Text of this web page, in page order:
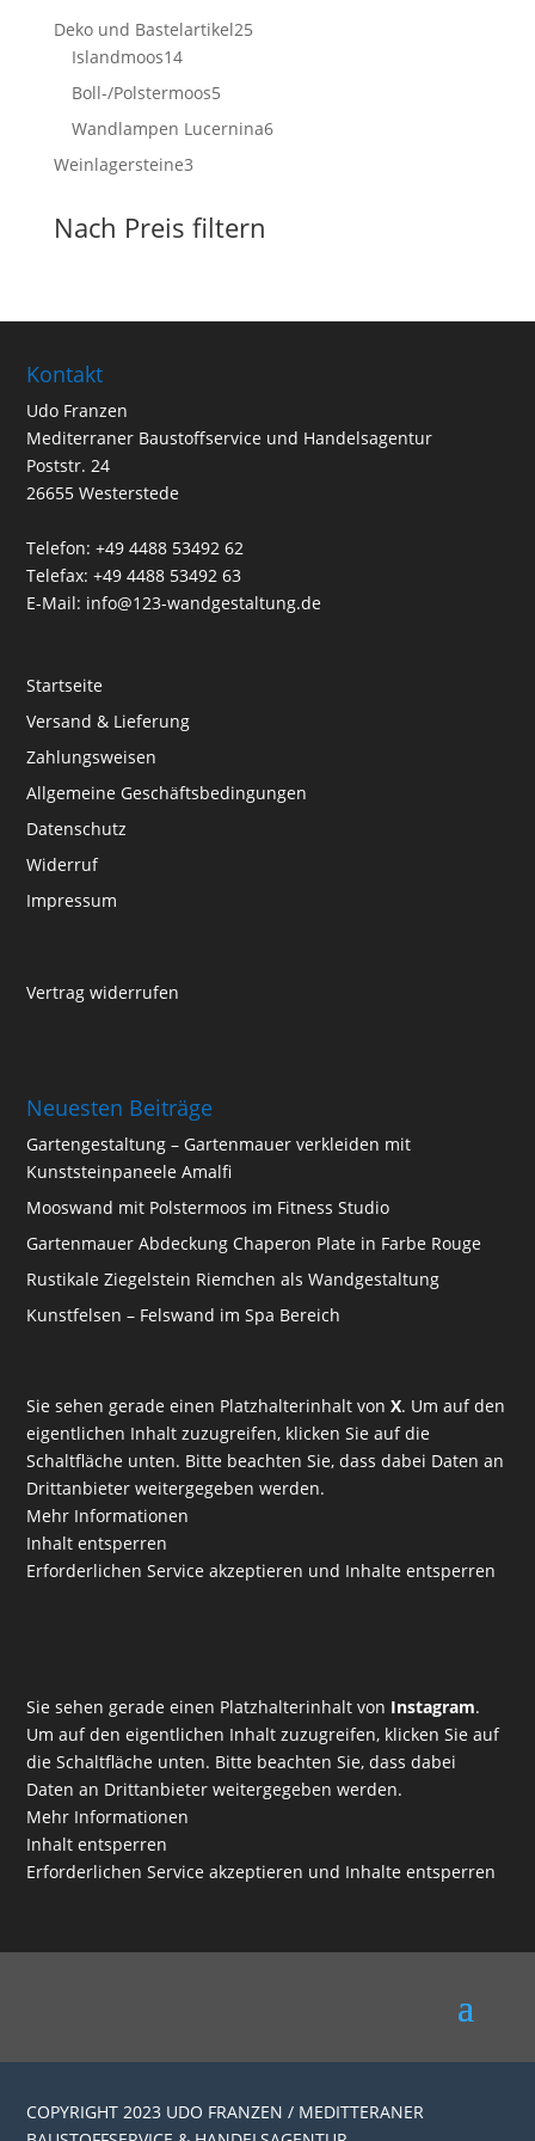
Produkte
Deko und Bastelartikel2525
Islandmoos1414
Produkte
Boll-/Polstermoos55
Produkte
Wandlampen Lucernina66
Weinlagersteine33
Nach Preis filtern
Kontakt
Udo Franzen
Mediterraner Baustoffservice und Handelsagentur
Poststr. 24
26655 Westerstede
Telefon: +49 4488 53492 62
Telefax: +49 4488 53492 63
E-Mail: info@123-wandgestaltung.de
Startseite
Versand & Lieferung
Zahlungsweisen
Allgemeine Geschäftsbedingungen
Datenschutz
Widerruf
Impressum
Vertrag widerrufen
Neuesten Beiträge
Gartengestaltung – Gartenmauer verkleiden mit
Kunststeinpaneele Amalfi
Mooswand mit Polstermoos im Fitness Studio
Gartenmauer Abdeckung Chaperon Plate in Farbe Rouge
Rustikale Ziegelstein Riemchen als Wandgestaltung
Kunstfelsen – Felswand im Spa Bereich
Sie sehen gerade einen Platzhalterinhalt vonX. Um auf den
eigentlichen Inhalt zuzugreifen, klicken Sie auf die
Schaltfläche unten. Bitte beachten Sie, dass dabei Daten an
Drittanbieter weitergegeben werden.
Mehr Informationen
Inhalt entsperren
Erforderlichen Service akzeptieren und Inhalte entsperren
Sie sehen gerade einen Platzhalterinhalt von Instagram.
Um auf den eigentlichen Inhalt zuzugreifen, klicken Sie auf
die Schaltfläche unten. Bitte beachten Sie, dass dabei
Daten an Drittanbieter weitergegeben werden.
Mehr Informationen
Inhalt entsperren
Erforderlichen Service akzeptieren und Inhalte entsperren
COPYRIGHT 2023 UDO FRANZEN / MEDITTERANER